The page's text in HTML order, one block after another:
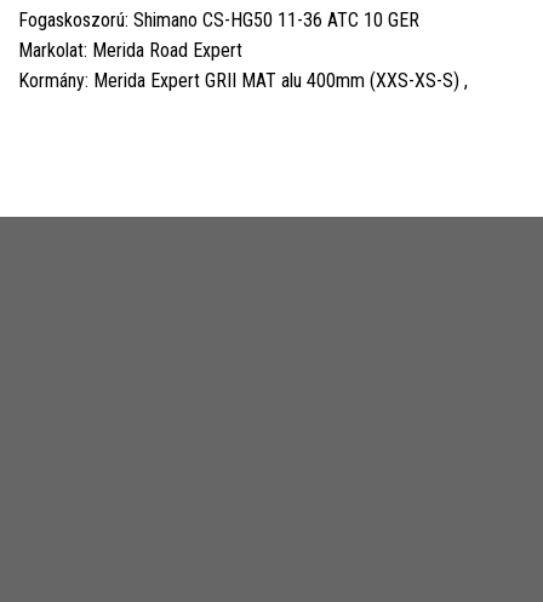
Fogaskoszorú: Shimano CS-HG50 11-36 ATC 10 GER
Markolat: Merida Road Expert
Kormány: Merida Expert GRII MAT alu 400mm (XXS-XS-S) ,